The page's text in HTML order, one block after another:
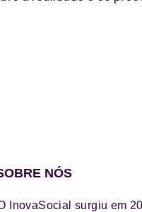
NÓS
InovaSocial surgiu em